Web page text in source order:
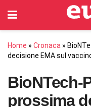
Home » Cronaca »
decisione EMA sul
BioNTech-
prossima